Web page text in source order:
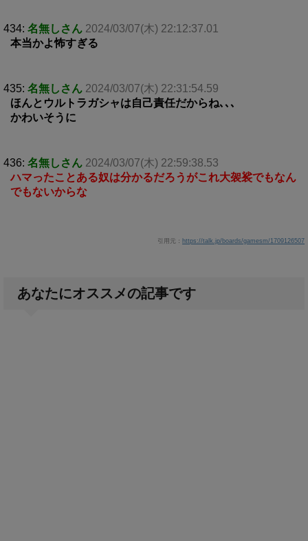
434: 名無しさん 2024/03/07(木) 22:12:37.01
本当かよ怖すぎる
435: 名無しさん 2024/03/07(木) 22:31:54.59
ほんとウルトラガシャは自己責任だからね､､､
かわいそうに
436: 名無しさん 2024/03/07(木) 22:59:38.53
ハマったことある奴は分かるだろうがこれ大袈裟でもなん
でもないからな
引用元： https://talk.jp/boards/gamesm/1709126507
あなたにオススメの記事です